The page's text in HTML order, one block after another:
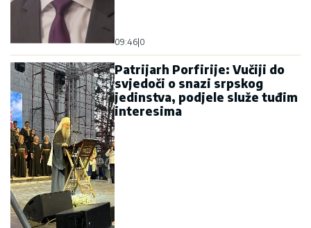
09:46 0
Patrijarh Porfirije: Vučiji do
svjedoči o snazi srpskog
jedinstva, podjele služe tuđim
interesima